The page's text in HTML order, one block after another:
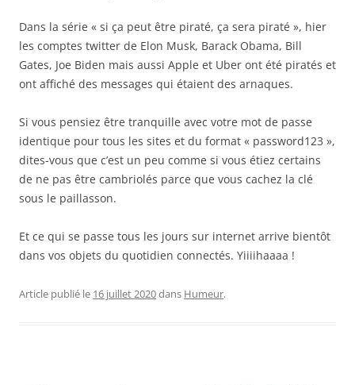
Dans la série « si ça peut être piraté, ça sera piraté », hier
les comptes twitter de Elon Musk, Barack Obama, Bill
Gates, Joe Biden mais aussi Apple et Uber ont été piratés et
ont affiché des messages qui étaient des arnaques.
Si vous pensiez être tranquille avec votre mot de passe
identique pour tous les sites et du format « password123 »,
dites-vous que c’est un peu comme si vous étiez certains
de ne pas être cambriolés parce que vous cachez la clé
sous le paillasson.
Et ce qui se passe tous les jours sur internet arrive bientôt
dans vos objets du quotidien connectés. Yiiiihaaaa !
Article publié le 16 juillet 2020dans Humeur.